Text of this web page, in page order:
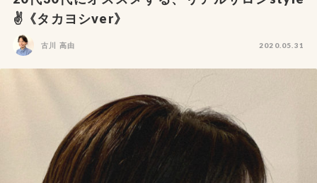
✌️《タカヨシver》
古川 高由 2020.05.31